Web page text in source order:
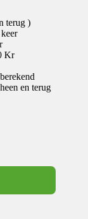
terug )
Kr
en terug